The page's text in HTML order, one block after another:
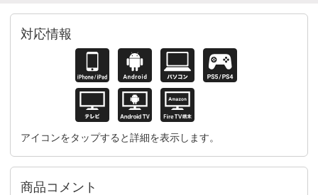
対応情報
アイコンをタップすると詳細を表示します。
商品コメント